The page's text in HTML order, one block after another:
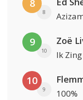
8
8
9
10
Zoë
Ik Zing
10
9 100%